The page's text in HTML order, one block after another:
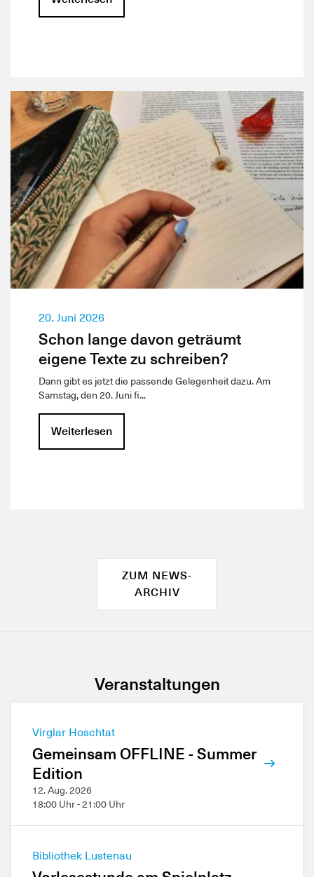
20. Juni 2026
Schon lange davon geträumt
eigene Texte zu schreiben?
Dann gibt es jetzt die passende Gelegenheit dazu. Am
Samstag, den 20. Juni fi...
Weiterlesen
ZUM NEWS-
ARCHIV
Veranstaltungen
Virglar Hoschtat
Gemeinsam OFFLINE - Summer
Edition
12. Aug. 2026
18:00 Uhr - 21:00 Uhr
Bibliothek Lustenau